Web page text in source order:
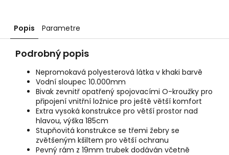
Popis Parametre
Podrobný popis
Nepromokavá polyesterová látka v khaki barvě
Vodní sloupec 10.000mm
Bivak zevnitř opatřený spojovacími O-kroužky pro
připojení vnitřní ložnice pro ještě větší komfort
Extra vysoká konstrukce pro větší prostor nad
hlavou, výška 185cm
Stupňovitá konstrukce se třemi žebry se
zvětšeným kšiltem pro větší ochranu
Pevný rám z 19mm trubek dodáván včetně